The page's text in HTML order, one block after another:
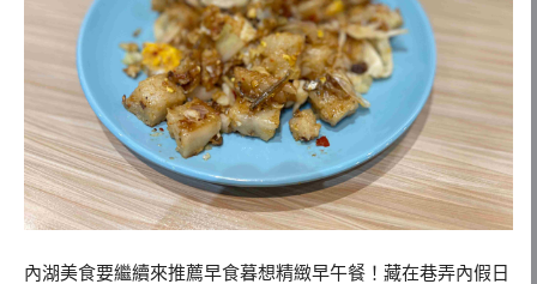
內湖美食要繼續來推薦早食暮想精緻早午餐！藏在巷弄內假日